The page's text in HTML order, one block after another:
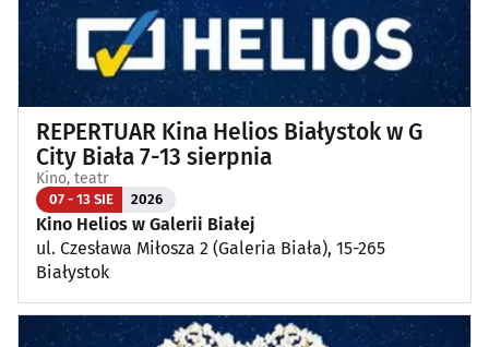
REPERTUAR Kina Helios Białystok w G
City Biała 7-13 sierpnia
Kino, teatr
07 - 13 SIE 2026
Kino Helios w Galerii Białej
ul. Czesława Miłosza 2 (Galeria Biała), 15-265
Białystok